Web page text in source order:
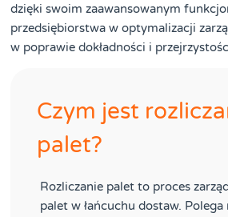
dzięki swoim zaawansowanym
przedsiębiorstwa w optymalizacji
w poprawie dokładności i
Czym jest
palet?
Rozliczanie palet to proces
palet w łańcuchu dostaw. Polega